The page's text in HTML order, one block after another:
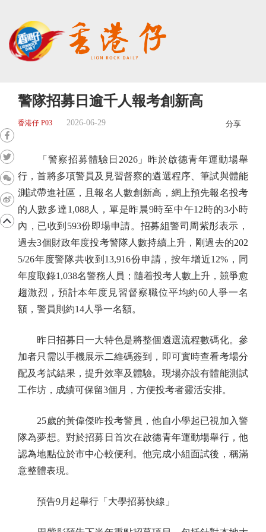
警隊招募日逾千人報考創新高
香港仔 P03 2026-06-29 分享
「警察招募體驗日2026」昨於啟德青年運動場舉
行，首將多項警員及見習督察的遴選程序、筆試與體能
測試帶進社區，且報名人數創新高，網上預先報名投考
的人數多達1,088人，單是昨晨9時至中午12時的3小時
內，已收到593份即場申請。招募組警司周紫彤表示，
過去3個財政年度投考警隊人數持續上升，剛過去的202
5/26年度警隊共收到13,916份申請，按年增近12%，同
年度取錄1,038名警務人員；隨着投考人數上升，競爭愈
趨激烈，預計本年度見習督察職位平均約60人爭一名
額，警員則約14人爭一名額。
昨日招募日一大特色是將整個遴選流程數碼化。參
加者只需以手機展示二維碼簽到，即可實時查看考場分
配及考試結果，提升效率及體驗。現場亦設有體能測試
工作坊，成績可保留3個月，方便投考者靈活安排。
25歲的黃偉傑昨投考警員，他自小學起已視加入警
隊為夢想。對於招募日首次在啟德青年運動場舉行，他
認為地點位於市中心較便利。他完成小組面試後，稱滿
意整體表現。
預告9月起舉行「大學招募快線」